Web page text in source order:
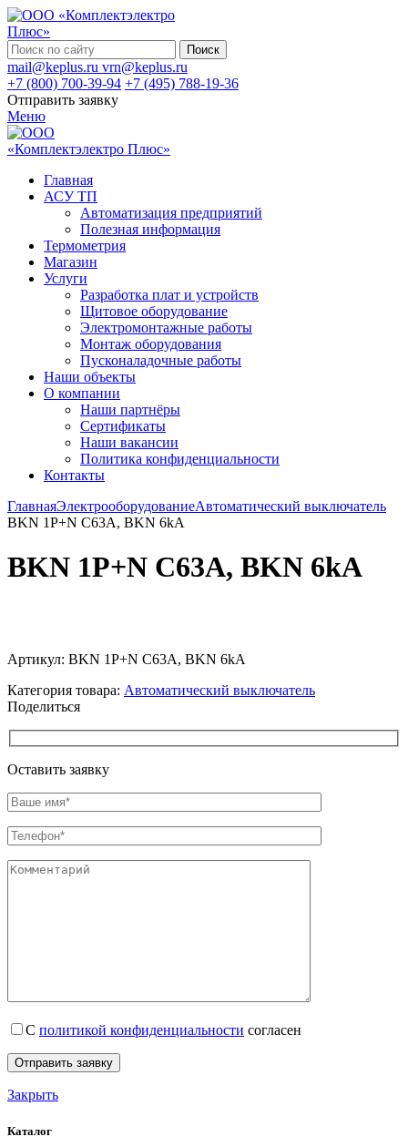
Поиск
mail@keplus.ru vrn@keplus.ru
+7 (800) 700-39-94 +7 (495) 788-19-36
Отправить заявку
Меню
Главная
АСУ ТП
Автоматизация предприятий
Полезная информация
Термометрия
Магазин
Услуги
Разработка плат и устройств
Щитовое оборудование
Электромонтажные работы
Монтаж оборудования
Пусконаладочные работы
Наши объекты
О компании
Наши партнёры
Сертификаты
Наши вакансии
Политика конфиденциальности
Контакты
ГлавнаяЭлектрооборудованиеАвтоматический выключатель
BKN 1P+N C63A, BKN 6kA
BKN 1P+N C63A, BKN 6kA
Артикул: BKN 1P+N C63A, BKN 6kA
Категория товара: Автоматический выключатель
Поделиться
Оставить заявку
С политикой конфиденциальности согласен
Закрыть
Каталог